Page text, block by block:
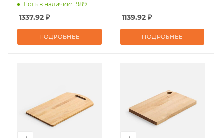
Есть в наличии: 1989
1337.92 ₽
ПОДРОБНЕЕ
1139.92 ₽
ПОДРОБНЕЕ